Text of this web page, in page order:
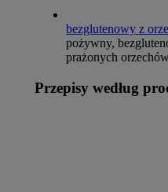
bezglutenowy z
pożywny,
prażonych
Przepisy według